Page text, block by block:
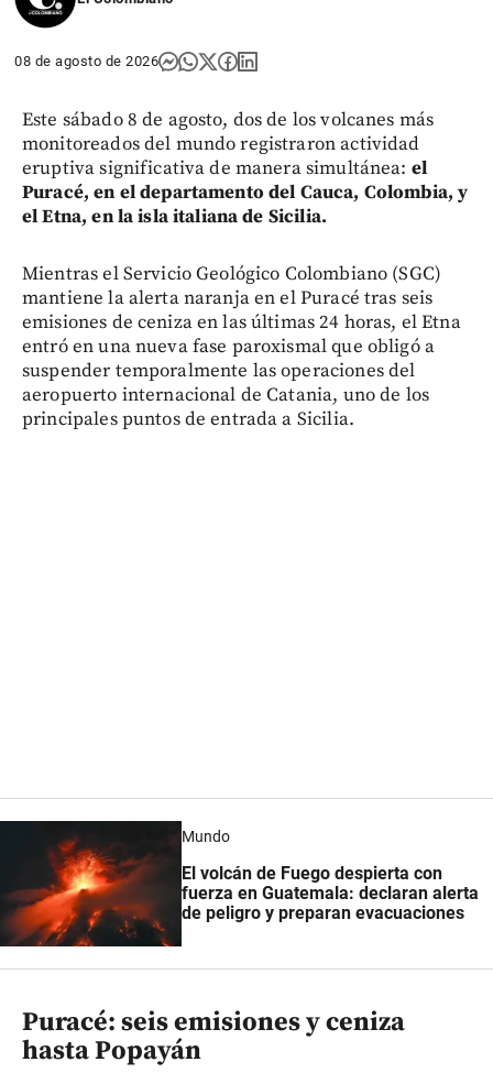
08 de agosto de 2026
Este sábado 8 de agosto, dos de los volcanes más
monitoreados del mundo registraron actividad
eruptiva significativa de manera simultánea: el
Puracé, en el departamento del Cauca, Colombia, y
el Etna, en la isla italiana de Sicilia.
Mientras el Servicio Geológico Colombiano (SGC)
mantiene la alerta naranja en el Puracé tras seis
emisiones de ceniza en las últimas 24 horas, el Etna
entró en una nueva fase paroxismal que obligó a
suspender temporalmente las operaciones del
aeropuerto internacional de Catania, uno de los
principales puntos de entrada a Sicilia.
Mundo
El volcán de Fuego despierta con
fuerza en Guatemala: declaran alerta
de peligro y preparan evacuaciones
Puracé: seis emisiones y ceniza
hasta Popayán